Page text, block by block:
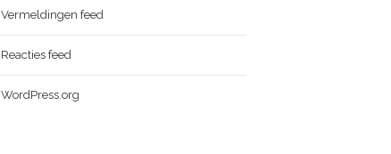
Vermeldingen feed
Reacties feed
WordPress.org